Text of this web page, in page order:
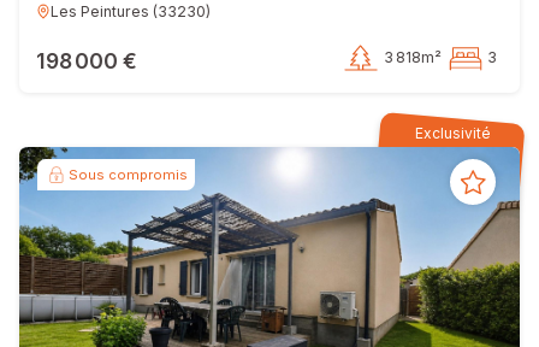
Les Peintures (33230)
198 000 € 3 818m² 3
Exclusivité
Sous compromis